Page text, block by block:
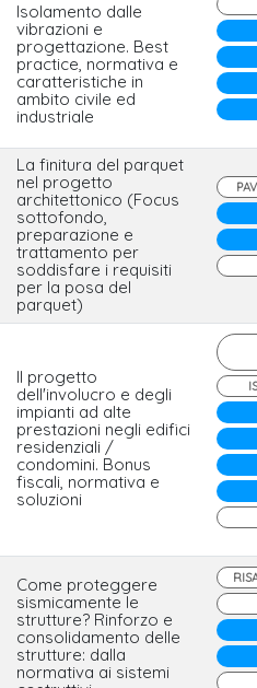
Isolamento dalle
vibrazioni e
progettazione. Best
practice, normativa e
caratteristiche in
ambito civile ed
industriale
La finitura del parquet
nel progetto
architettonico (Focus
sottofondo,
preparazione e
trattamento per
soddisfare i requisiti
per la posa del
parquet)
Il progetto
dell'involucro e degli
impianti ad alte
prestazioni negli edifici
residenziali /
condomini. Bonus
fiscali, normativa e
soluzioni
Come proteggere
sismicamente le
strutture? Rinforzo e
consolidamento delle
strutture: dalla
normativa ai sistemi